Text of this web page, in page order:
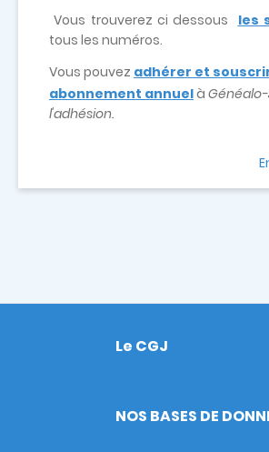
Vous trouverez ci dessous les
tous les numéros.
Vous pouvez adhérer et
abonnement annuelà
l'adhésion.
Footer
Le CGJ
NOS BASES DE